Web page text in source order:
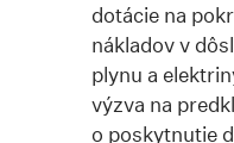
dotácie na
nákladov v
plynu a
výzva na
o poskytnutie